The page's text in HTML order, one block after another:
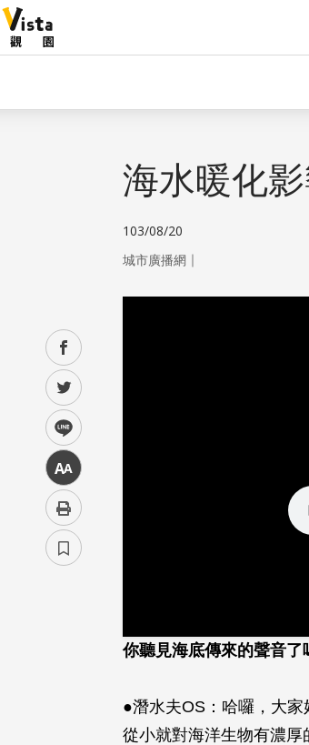
facebook
twitter
line
中
海水暖化
103/08/20
城市廣播網 ｜
你聽見海底傳來的聲音了
●潛水夫OS：哈囉，大
從小就對海洋生物有濃